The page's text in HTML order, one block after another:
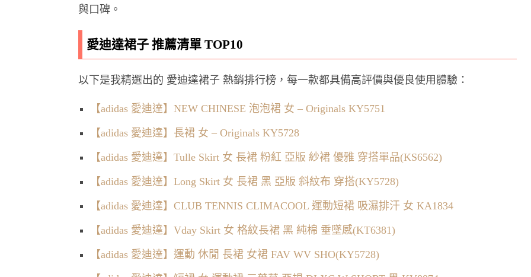
與口碑。
愛迪達裙子 推薦清單 TOP10
以下是我精選出的 愛迪達裙子 熱銷排行榜，每一款都具備高評價與優良使用體驗：
【adidas 愛迪達】NEW CHINESE 泡泡裙 女 – Originals KY5751
【adidas 愛迪達】長裙 女 – Originals KY5728
【adidas 愛迪達】Tulle Skirt 女 長裙 粉紅 亞版 紗裙 優雅 穿搭單品(KS6562)
【adidas 愛迪達】Long Skirt 女 長裙 黑 亞版 斜紋布 穿搭(KY5728)
【adidas 愛迪達】CLUB TENNIS CLIMACOOL 運動短裙 吸濕排汗 女 KA1834
【adidas 愛迪達】Vday Skirt 女 格紋長裙 黑 純棉 垂墜感(KT6381)
【adidas 愛迪達】運動 休閒 長裙 女裙 FAV WV SHO(KY5728)